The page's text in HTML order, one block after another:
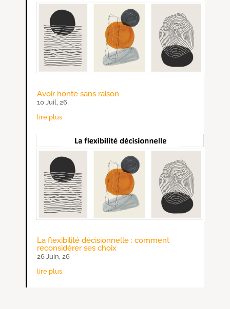
Avoir honte sans raison
10 Juil, 26
lire plus
La flexibilité décisionnelle : comment
reconsidérer ses choix
26 Juin, 26
lire plus